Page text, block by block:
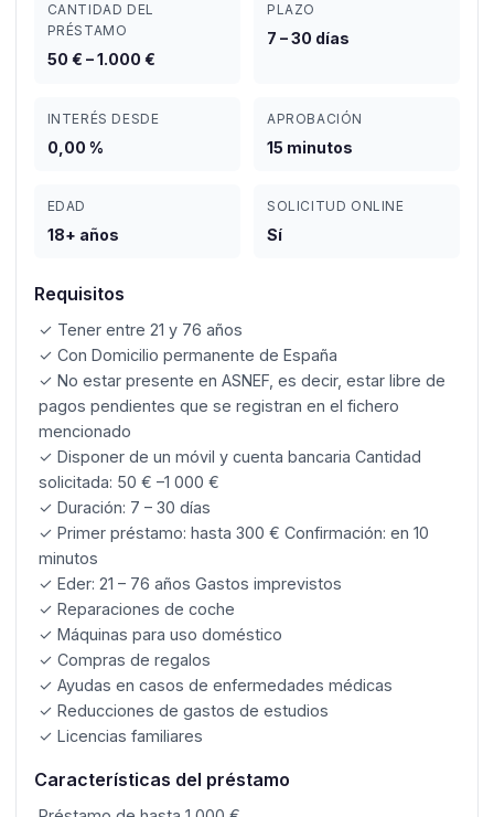
CANTIDAD DEL
PRÉSTAMO
50 € – 1.000 €
PLAZO
7 – 30 días
INTERÉS DESDE
0,00 %
APROBACIÓN
15 minutos
EDAD
18+ años
SOLICITUD ONLINE
Sí
Requisitos
✓ Tener entre 21 y 76 años
✓ Con Domicilio permanente de España
✓ No estar presente en ASNEF, es decir, estar libre de
pagos pendientes que se registran en el fichero
mencionado
✓ Disponer de un móvil y cuenta bancaria Cantidad
solicitada: 50 € –1 000 €
✓ Duración: 7 – 30 días
✓ Primer préstamo: hasta 300 € Confirmación: en 10
minutos
✓ Eder: 21 – 76 años Gastos imprevistos
✓ Reparaciones de coche
✓ Máquinas para uso doméstico
✓ Compras de regalos
✓ Ayudas en casos de enfermedades médicas
✓ Reducciones de gastos de estudios
✓ Licencias familiares
Características del préstamo